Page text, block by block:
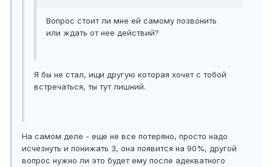
Вопрос стоит ли мне ей самому позвонить
или ждать от нее действий?
Я бы не стал, ищи другую которая хочет с тобой
встречаться, ты тут лишний.
На самом деле - еще не все потеряно, просто надо
исчезнуть и понижать З, она появится на 90%, другой
вопрос нужно ли это будет ему после адекватного